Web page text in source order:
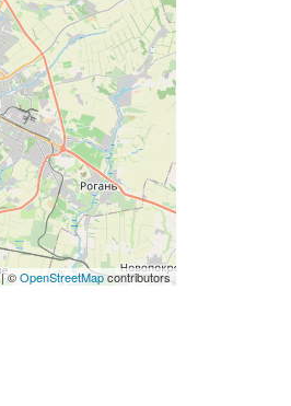
©OpenStreetMapcontributors